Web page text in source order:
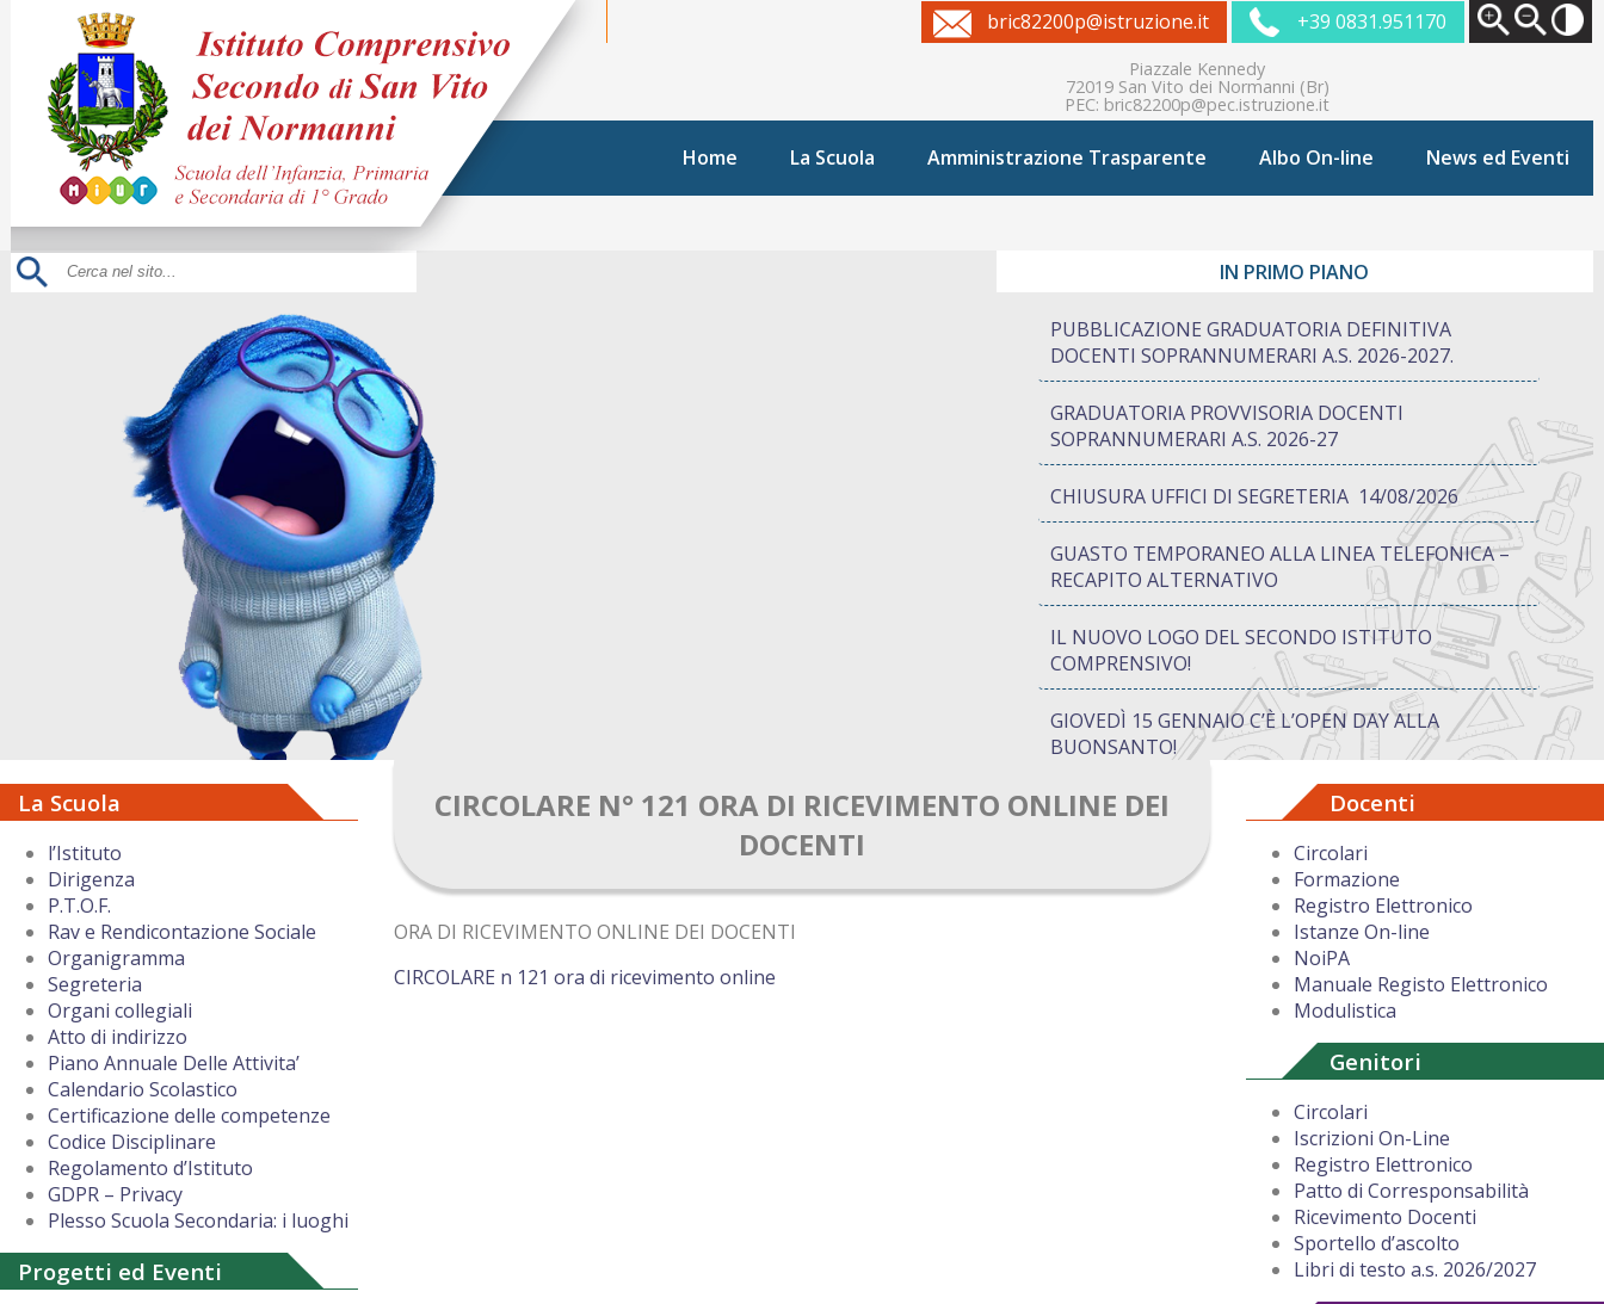
bric82200p@istruzione.it +39 0831.951170
Piazzale Kennedy
72019 San Vito dei Normanni (Br)
PEC: bric82200p@pec.istruzione.it
Home La Scuola Amministrazione Trasparente Albo On-line News ed Eventi
IN PRIMO PIANO
PUBBLICAZIONE GRADUATORIA DEFINITIVA
DOCENTI SOPRANNUMERARI A.S. 2026-2027.
GRADUATORIA PROVVISORIA DOCENTI
SOPRANNUMERARI A.S. 2026-27
CHIUSURA UFFICI DI SEGRETERIA 14/08/2026
GUASTO TEMPORANEO ALLA LINEA TELEFONICA –
RECAPITO ALTERNATIVO
IL NUOVO LOGO DEL SECONDO ISTITUTO
COMPRENSIVO!
GIOVEDÌ 15 GENNAIO C’È L’OPEN DAY ALLA
BUONSANTO!
PON “ATTIVA…MENTE” TRA CREATIVITÀ E GIOCO:
AUGURI DI BUON NATALE DAL DIRIGENTE
La Scuola
l’Istituto
Dirigenza
P.T.O.F.
Rav e Rendicontazione Sociale
Organigramma
Segreteria
Organi collegiali
Atto di indirizzo
Piano Annuale Delle Attivita’
Calendario Scolastico
Certificazione delle competenze
Codice Disciplinare
Regolamento d’Istituto
GDPR – Privacy
Plesso Scuola Secondaria: i luoghi
Progetti ed Eventi
CIRCOLARE N° 121 ORA DI RICEVIMENTO ONLINE DEI
DOCENTI
ORA DI RICEVIMENTO ONLINE DEI DOCENTI
CIRCOLARE n 121 ora di ricevimento online
Docenti
Circolari
Formazione
Registro Elettronico
Istanze On-line
NoiPA
Manuale Registo Elettronico
Modulistica
Genitori
Circolari
Iscrizioni On-Line
Registro Elettronico
Patto di Corresponsabilità
Ricevimento Docenti
Sportello d’ascolto
Libri di testo a.s. 2026/2027